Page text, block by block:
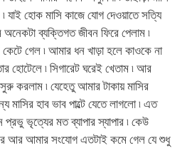
যাই হোক মাসি কাজে যোগ দেওয়াতে সত্যি
ব্যক্তিগত জীবন ফিরে পেলাম ৷
গেল ৷ আমার ধন খাড়া হলে কাওকে না
হোটেলে ৷ সিগারেট ঘরেই খেতাম ৷ আর
করলাম ৷ যেহেতু আমার টাকায় মাসির
মাসির হাব ভাব পাল্টে যেতে লাগলো ৷ এত
প্রভু ভৃত্যের মত ব্যাপার স্যাপার ৷ কেউ
আর আমার সংযোগ এতটাই কমে গেল যে শুধু